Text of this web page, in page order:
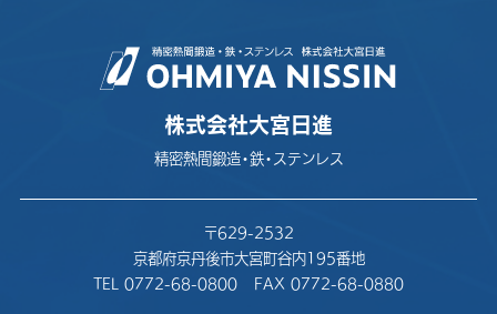
株式会社大宮日進
精密熱間鍛造・鉄・ステンレス
〒629-2532
京都府京丹後市大宮町谷内195番地
TEL 0772-68-0800
FAX 0772-68-0880